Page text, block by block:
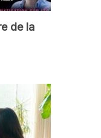
de la